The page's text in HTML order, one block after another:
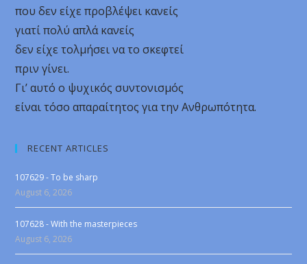
που δεν είχε προβλέψει κανείς
γιατί πολύ απλά κανείς
δεν είχε τολμήσει να το σκεφτεί
πριν γίνει.
Γι’ αυτό ο ψυχικός συντονισμός
είναι τόσο απαραίτητος για την Ανθρωπότητα.
RECENT ARTICLES
107629 - To be sharp
August 6, 2026
107628 - With the masterpieces
August 6, 2026